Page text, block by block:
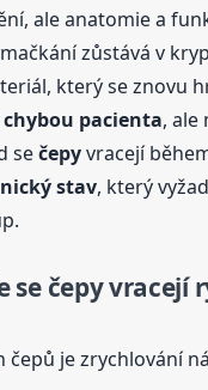
ale anatomie a
zůstává v
který se znovu
pacienta, ale
sečepyvracejí
stav, který
se čepyvracejí
čepů je zrychlování